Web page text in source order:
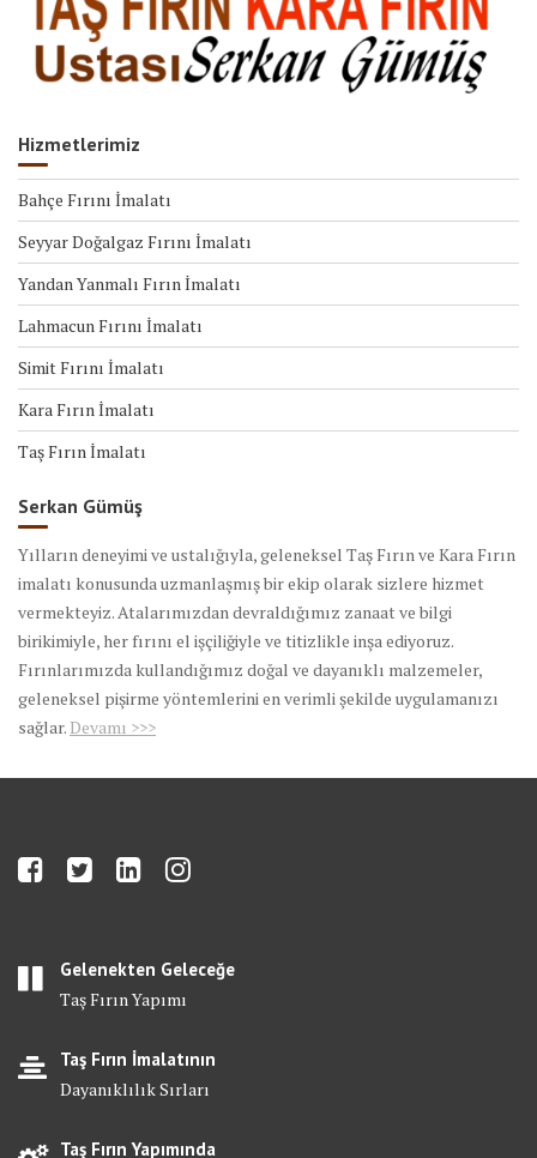
Hizmetlerimiz
Bahçe Fırını İmalatı
Seyyar Doğalgaz Fırını İmalatı
Yandan Yanmalı Fırın İmalatı
Lahmacun Fırını İmalatı
Simit Fırını İmalatı
Kara Fırın İmalatı
Taş Fırın İmalatı
Serkan Gümüş
Yılların deneyimi ve ustalığıyla, geleneksel Taş Fırın ve Kara Fırın
imalatı konusunda uzmanlaşmış bir ekip olarak sizlere hizmet
vermekteyiz. Atalarımızdan devraldığımız zanaat ve bilgi
birikimiyle, her fırını el işçiliğiyle ve titizlikle inşa ediyoruz.
Fırınlarımızda kullandığımız doğal ve dayanıklı malzemeler,
geleneksel pişirme yöntemlerini en verimli şekilde uygulamanızı
sağlar. Devamı >>>
Gelenekten Geleceğe
Taş Fırın Yapımı
Taş Fırın İmalatının
Dayanıklılık Sırları
Taş Fırın Yapımında